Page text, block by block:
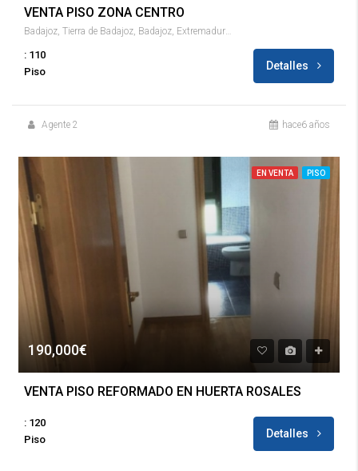
VENTA PISO ZONA CENTRO
Badajoz, Tierra de Badajoz, Badajoz, Extremadura, España
: 110
Piso
Detalles
Agente 2 hace6 años
EN VENTA PISO
190,000€
VENTA PISO REFORMADO EN HUERTA ROSALES
: 120
Piso
Detalles